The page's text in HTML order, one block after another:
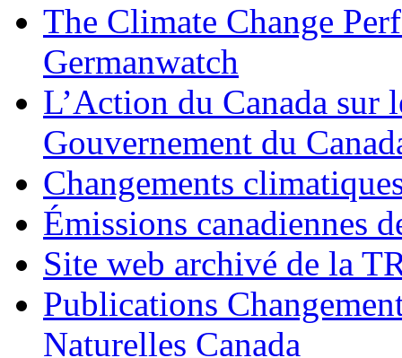
The Climate Change
Germanwatch
L’Action du Canada sur
Gouvernement du
Changements
Émissions canadiennes
Site web archivé de la
Publications
Naturelles Canada